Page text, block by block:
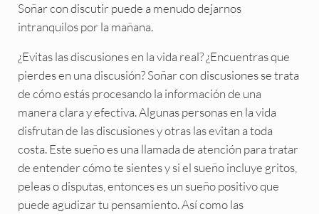
Soñar con discutir puede a menudo dejarnos
intranquilos por la mañana.
¿Evitas las discusiones en la vida real? ¿Encuentras que
pierdes en una discusión? Soñar con discusiones se trata
de cómo estás procesando la información de una
manera clara y efectiva. Algunas personas en la vida
disfrutan de las discusiones y otras las evitan a toda
costa. Este sueño es una llamada de atención para tratar
de entender cómo te sientes y si el sueño incluye gritos,
peleas o disputas, entonces es un sueño positivo que
puede agudizar tu pensamiento. Así como las